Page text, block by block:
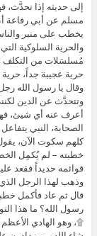
إلى حديثه إذا تحدَّث،
مسلم عن أبي رفاعة
يخطب على منبر والناس
والحرية السلوكية
مُسلسَلات من التكلف
حرية عجيبة جداً،
وقال يا رسول الله
وتتحدَّث عن الدين
أعرف عنه أي شيئ،
الصحابة، النبي
كلهم سكوت الآن،
خطبته – لم يُكمِل
قوائمه حديداً فقعد
وذهب لهذا الرجل
قال ثم عاد فأكمل
رسول الله؟ ما هذا
۩، وهو الهادي